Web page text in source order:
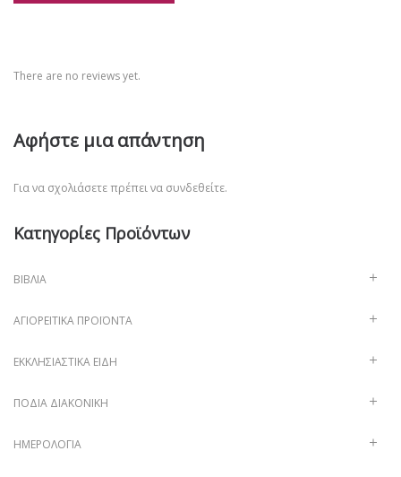
There are no reviews yet.
Αφήστε μια απάντηση
Για να σχολιάσετε πρέπει να συνδεθείτε.
Κατηγορίες Προϊόντων
ΒΙΒΛΊΑ
ΑΓΙΟΡΕΊΤΙΚΑ ΠΡΟΪΌΝΤΑ
ΕΚΚΛΗΣΙΑΣΤΙΚΆ ΕΊΔΗ
ΠΟΔΙΆ ΔΙΑΚΟΝΙΚΉ
ΗΜΕΡΟΛΌΓΙΑ